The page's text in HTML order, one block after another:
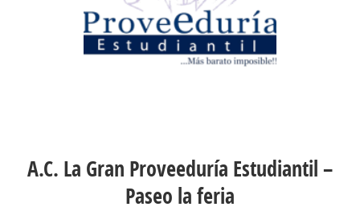
A.C. La Gran Proveeduría Estudiantil –
Paseo la feria